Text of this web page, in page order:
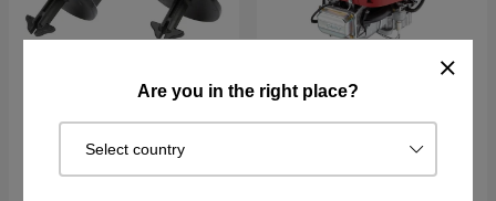
Are you in the right place?
Select country
filtre à air